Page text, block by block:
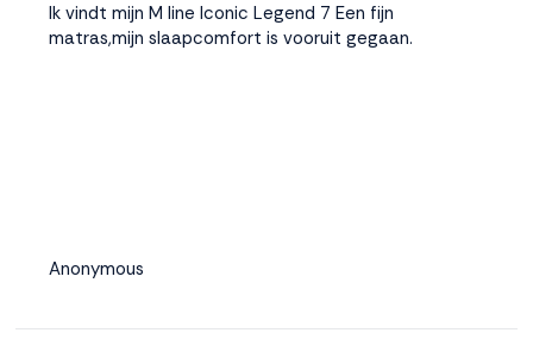
Ik vindt mijn M line Iconic Legend 7 Een fijn
matras,mijn slaapcomfort is vooruit gegaan.
Anonymous